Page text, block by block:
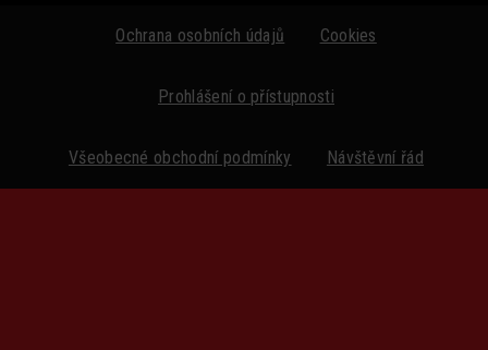
Ochrana osobních údajů Cookies
Prohlášení o přístupnosti
Všeobecné obchodní podmínky Návštěvní řád